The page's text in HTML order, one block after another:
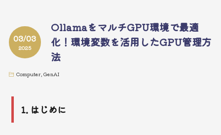
03/03
2025
OllamaをマルチGPU環境で最適
化！環境変数を活用したGPU管理方
法
Computer, GenAI
1. はじめに